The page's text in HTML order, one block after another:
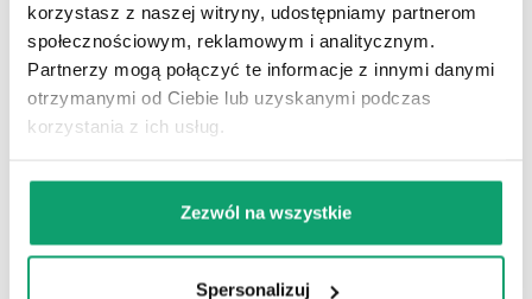
korzystasz z naszej witryny, udostępniamy partnerom
społecznościowym, reklamowym i analitycznym.
Partnerzy mogą połączyć te informacje z innymi danymi
otrzymanymi od Ciebie lub uzyskanymi podczas
korzystania z ich usług.
Zezwól na wszystkie
Spersonalizuj
więc stosować zanętę na bazie bułki tartej i dodatków
zapachowych.
Brak cierpliwości –choć ukleja żeruje w dużych stadach,
czasem trzeba chwilę poczekać, aż przypłyną w
odpowiednie miejsce.
Ukleja – najczęściej zadawane pytania